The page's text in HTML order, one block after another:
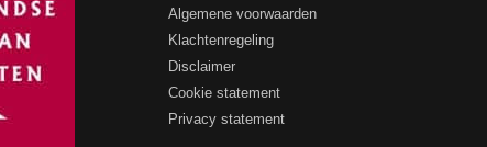
Algemene voorwaarden
Klachtenregeling
Disclaimer
Cookie statement
Privacy statement